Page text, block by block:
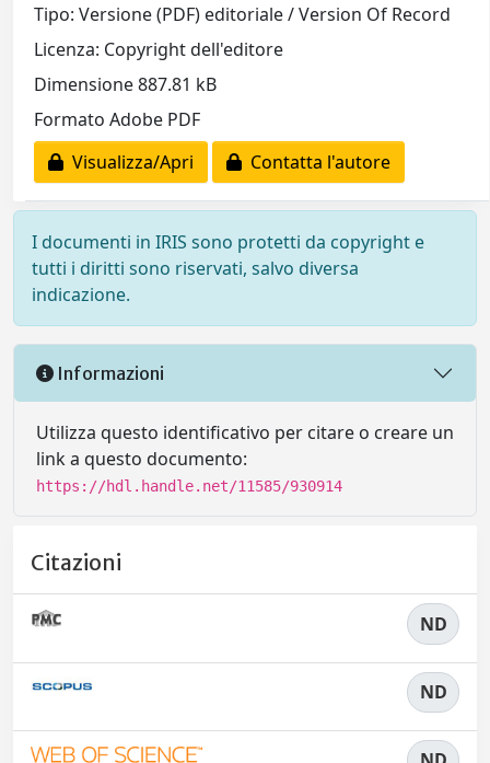
Tipo: Versione (PDF) editoriale / Version Of Record
Licenza: Copyright dell'editore
Dimensione 887.81 kB
Formato Adobe PDF
Visualizza/Apri
Contatta l'autore
I documenti in IRIS sono protetti da copyright e
tutti i diritti sono riservati, salvo diversa
indicazione.
Informazioni
Utilizza questo identificativo per citare o creare un
link a questo documento:
https://hdl.handle.net/11585/930914
Citazioni
ND
ND